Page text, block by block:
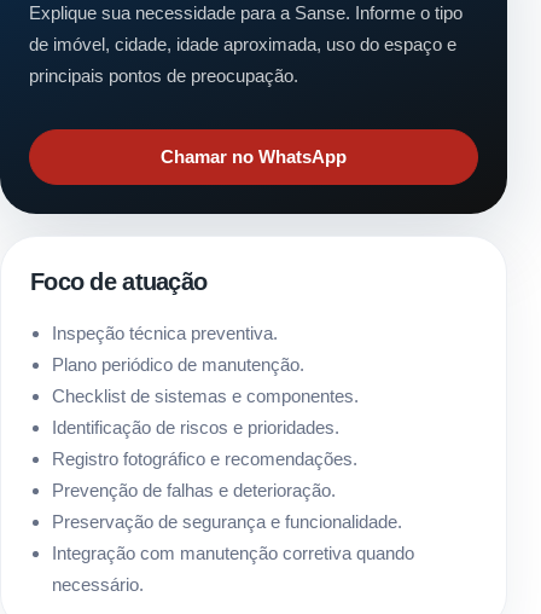
Explique sua necessidade para a Sanse. Informe o tipo
de imóvel, cidade, idade aproximada, uso do espaço e
principais pontos de preocupação.
Chamar no WhatsApp
Foco de atuação
Inspeção técnica preventiva.
Plano periódico de manutenção.
Checklist de sistemas e componentes.
Identificação de riscos e prioridades.
Registro fotográfico e recomendações.
Prevenção de falhas e deterioração.
Preservação de segurança e funcionalidade.
Integração com manutenção corretiva quando
necessário.